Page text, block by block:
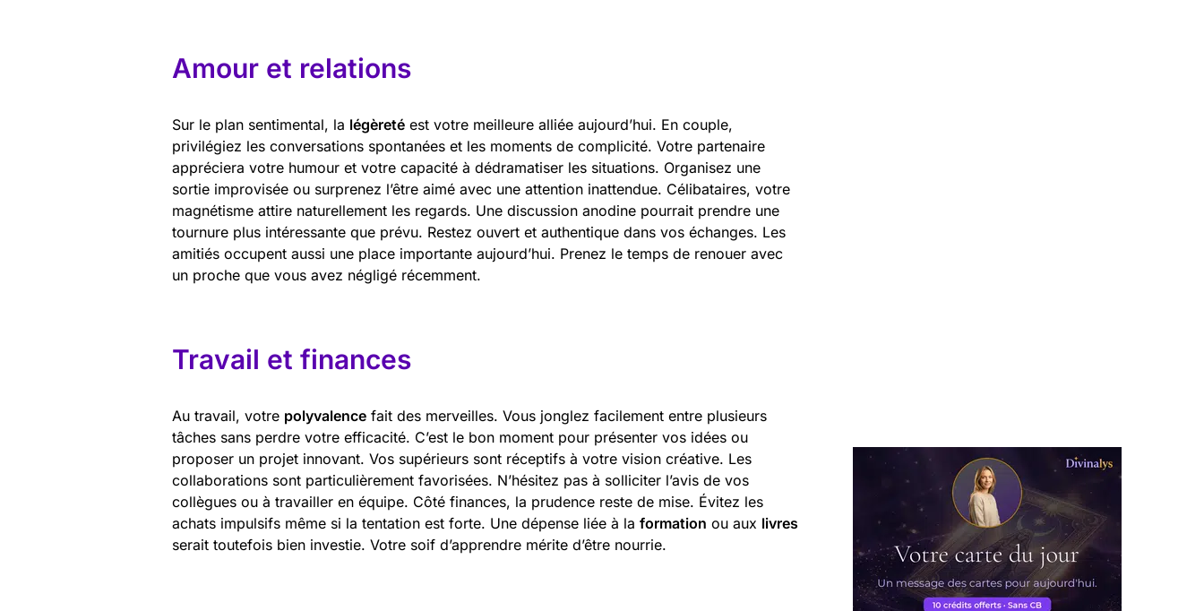
Amour et relations
Sur le plan sentimental, la légèreté est votre meilleure alliée aujourd’hui. En couple,
privilégiez les conversations spontanées et les moments de complicité. Votre partenaire
appréciera votre humour et votre capacité à dédramatiser les situations. Organisez une
sortie improvisée ou surprenez l’être aimé avec une attention inattendue. Célibataires, votre
magnétisme attire naturellement les regards. Une discussion anodine pourrait prendre une
tournure plus intéressante que prévu. Restez ouvert et authentique dans vos échanges. Les
amitiés occupent aussi une place importante aujourd’hui. Prenez le temps de renouer avec
un proche que vous avez négligé récemment.
Travail et finances
Au travail, votre polyvalence fait des merveilles. Vous jonglez facilement entre plusieurs
tâches sans perdre votre efficacité. C’est le bon moment pour présenter vos idées ou
proposer un projet innovant. Vos supérieurs sont réceptifs à votre vision créative. Les
collaborations sont particulièrement favorisées. N’hésitez pas à solliciter l’avis de vos
collègues ou à travailler en équipe. Côté finances, la prudence reste de mise. Évitez les
achats impulsifs même si la tentation est forte. Une dépense liée à la formation ou aux livres
serait toutefois bien investie. Votre soif d’apprendre mérite d’être nourrie.